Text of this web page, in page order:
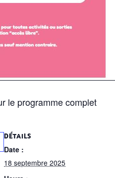
le programme complet
DÉTAILS
Date :
18 septembre 2025